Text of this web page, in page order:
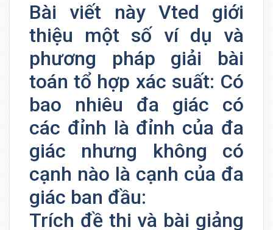
Bài viết này Vted giới
thiệu một số ví dụ và
phương pháp giải bài
toán tổ hợp xác suất: Có
bao nhiêu đa giác có
các đỉnh là đỉnh của đa
giác nhưng không có
cạnh nào là cạnh của đa
giác ban đầu:
Trích đề thi và bài giảng